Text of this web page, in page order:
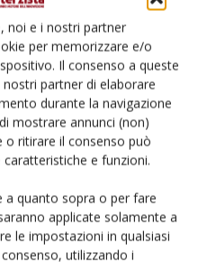
noi e i nostri partner
per memorizzare e/o
Il consenso a queste
partner di elaborare
durante la navigazione
mostrare annunci (non)
o ritirare il consenso può
e funzioni.
a quanto sopra o per fare
applicate solamente a
le impostazioni in qualsiasi
utilizzando i